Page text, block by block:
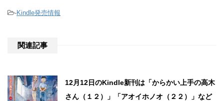
-Kindle発売情報
関連記事
12月12日のKindle新刊は「からかい上手の高木
さん（１２）」「アオイホノオ（２２）」など